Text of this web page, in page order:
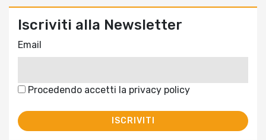
Iscriviti alla Newsletter
Email
Procedendo accetti la privacy policy